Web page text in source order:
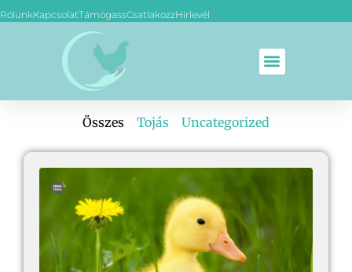
RólunkKapcsolatTámogassCsatlakozzHírlevél
Tojás Uncategorized
Összes